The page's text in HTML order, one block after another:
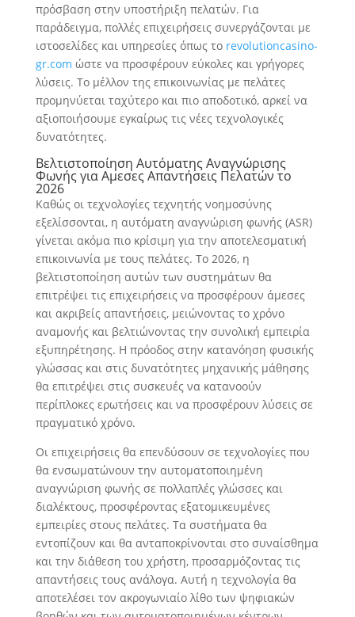
πρόσβαση στην υποστήριξη πελατών. Για
παράδειγμα, πολλές επιχειρήσεις συνεργάζονται με
ιστοσελίδες και υπηρεσίες όπως το revolutioncasino-
gr.com ώστε να προσφέρουν εύκολες και γρήγορες
λύσεις. Το μέλλον της επικοινωνίας με πελάτες
προμηνύεται ταχύτερο και πιο αποδοτικό, αρκεί να
αξιοποιήσουμε εγκαίρως τις νέες τεχνολογικές
δυνατότητες.
Βελτιστοποίηση Αυτόματης Αναγνώρισης
Φωνής για Αμεσες Απαντήσεις Πελατών το
2026
Καθώς οι τεχνολογίες τεχνητής νοημοσύνης
εξελίσσονται, η αυτόματη αναγνώριση φωνής (ASR)
γίνεται ακόμα πιο κρίσιμη για την αποτελεσματική
επικοινωνία με τους πελάτες. Το 2026, η
βελτιστοποίηση αυτών των συστημάτων θα
επιτρέψει τις επιχειρήσεις να προσφέρουν άμεσες
και ακριβείς απαντήσεις, μειώνοντας το χρόνο
αναμονής και βελτιώνοντας την συνολική εμπειρία
εξυπηρέτησης. Η πρόοδος στην κατανόηση φυσικής
γλώσσας και στις δυνατότητες μηχανικής μάθησης
θα επιτρέψει στις συσκευές να κατανοούν
περίπλοκες ερωτήσεις και να προσφέρουν λύσεις σε
πραγματικό χρόνο.
Οι επιχειρήσεις θα επενδύσουν σε τεχνολογίες που
θα ενσωματώνουν την αυτοματοποιημένη
αναγνώριση φωνής σε πολλαπλές γλώσσες και
διαλέκτους, προσφέροντας εξατομικευμένες
εμπειρίες στους πελάτες. Τα συστήματα θα
εντοπίζουν και θα ανταποκρίνονται στο συναίσθημα
και την διάθεση του χρήστη, προσαρμόζοντας τις
απαντήσεις τους ανάλογα. Αυτή η τεχνολογία θα
αποτελέσει τον ακρογωνιαίο λίθο των ψηφιακών